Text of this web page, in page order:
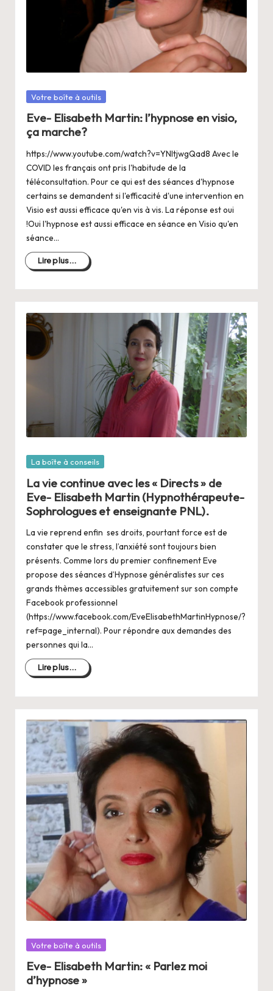
e
r
s
a
V
ie
Posté
Votre boîte à outils
Eve- Elisabeth Martin: l’hypnose en visio,
ça marche?
https://www.youtube.com/watch?v=YNItjwgQad8 Avec le
COVID les français ont pris l'habitude de la
téléconsultation. Pour ce qui est des séances d'hypnose
certains se demandent si l'efficacité d'une intervention en
Visio est aussi efficace qu'en vis à vis. La réponse est oui
!Oui l'hypnose est aussi efficace en séance en Visio qu'en
séance…
Lire plus...
Posté
La boîte à conseils
La vie continue avec les « Directs » de
Eve- Elisabeth Martin (Hypnothérapeute-
Sophrologues et enseignante PNL).
La vie reprend enfin ses droits, pourtant force est de
constater que le stress, l’anxiété sont toujours bien
présents. Comme lors du premier confinement Eve
propose des séances d’Hypnose généralistes sur ces
grands thèmes accessibles gratuitement sur son compte
Facebook professionnel
(https://www.facebook.com/EveElisabethMartinHypnose/?
ref=page_internal). Pour répondre aux demandes des
personnes qui la…
Lire plus...
Posté
Votre boîte à outils
Eve- Elisabeth Martin: « Parlez moi
d’hypnose »